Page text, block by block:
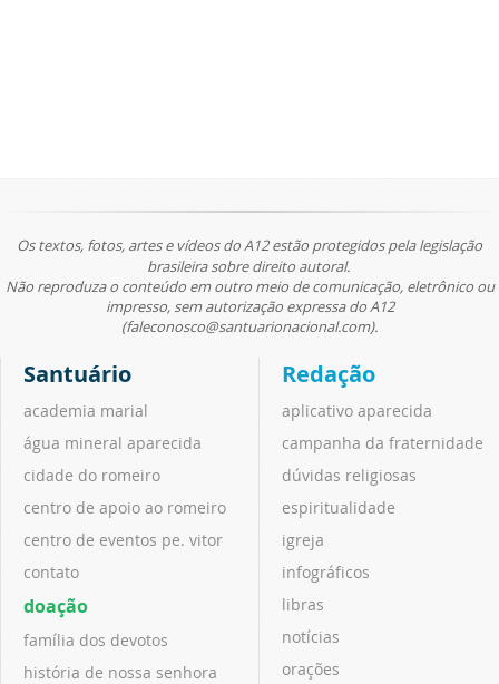
Os textos, fotos, artes e vídeos do A12 estão protegidos pela legislação
brasileira sobre direito autoral.
Não reproduza o conteúdo em outro meio de comunicação, eletrônico ou
impresso, sem autorização expressa do A12
(faleconosco@santuarionacional.com).
Santuário
academia marial
água mineral aparecida
cidade do romeiro
centro de apoio ao romeiro
centro de eventos pe. vitor
contato
doação
família dos devotos
história de nossa senhora
Redação
aplicativo aparecida
campanha da fraternidade
dúvidas religiosas
espiritualidade
igreja
infográficos
libras
notícias
orações